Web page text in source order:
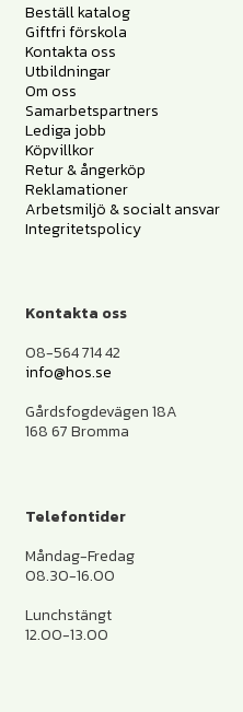
Beställ katalog
Giftfri förskola
Kontakta oss
Utbildningar
Om oss
Samarbetspartners
Lediga jobb
Köpvillkor
Retur & ångerköp
Reklamationer
Arbetsmiljö & socialt ansvar
Integritetspolicy
Kontakta oss
08-564 714 42
info@hos.se
Gårdsfogdevägen 18A
168 67 Bromma
Telefontider
Måndag-Fredag
08.30-16.00
Lunchstängt
12.00-13.00